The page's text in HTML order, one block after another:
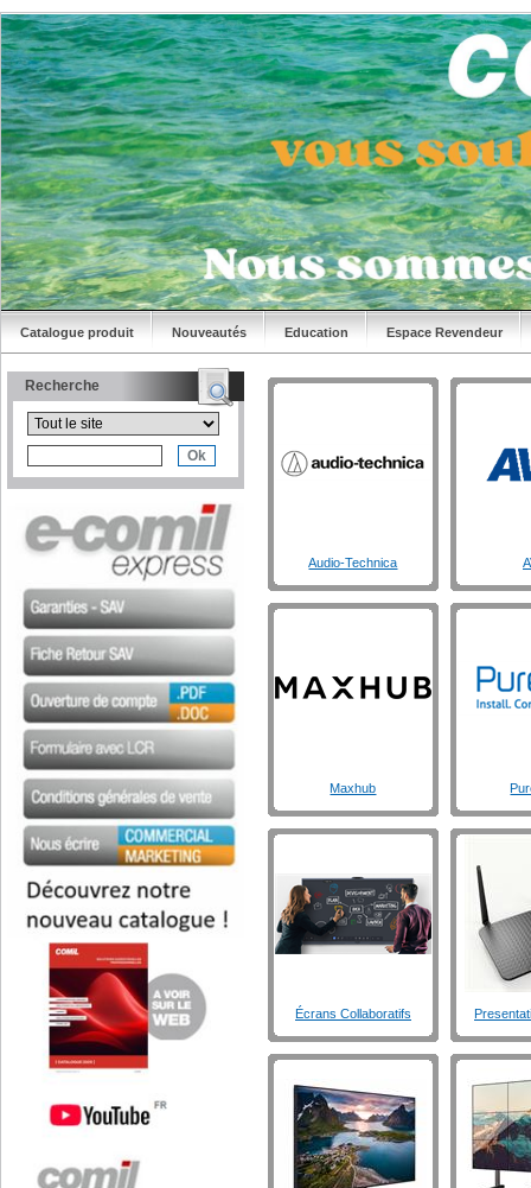
Catalogue produit Nouveautés Education Espace Revendeur
Recherche
Audio-Technica
Maxhub
Écrans Collaboratifs